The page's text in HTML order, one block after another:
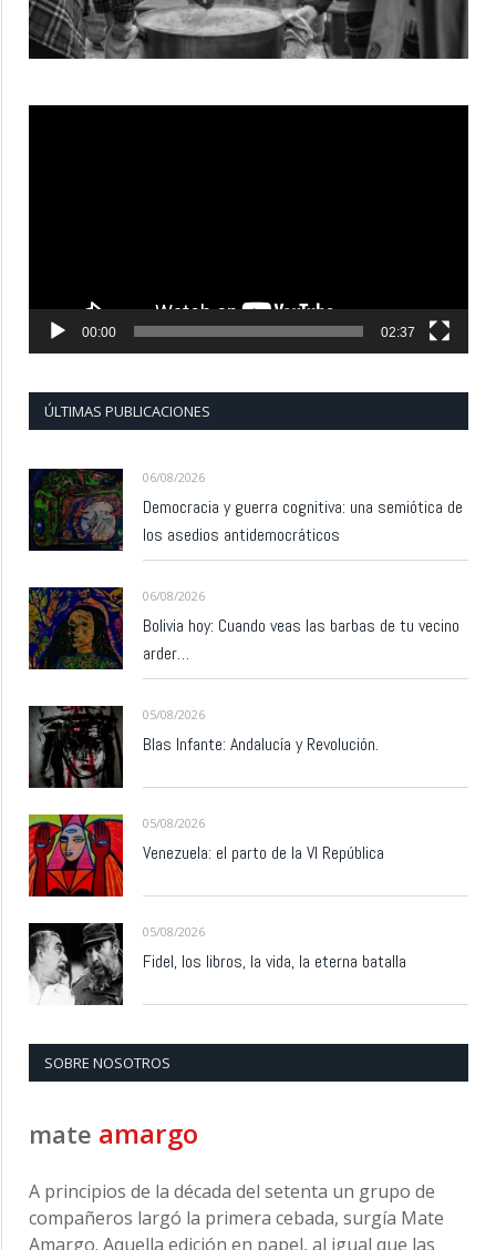
00:00 02:37
ÚLTIMAS PUBLICACIONES
06/08/2026
Democracia y guerra cognitiva: una semiótica de
los asedios antidemocráticos
06/08/2026
Bolivia hoy: Cuando veas las barbas de tu vecino
arder…
05/08/2026
Blas Infante: Andalucía y Revolución.
05/08/2026
Venezuela: el parto de la VI República
05/08/2026
Fidel, los libros, la vida, la eterna batalla
SOBRE NOSOTROS
mate amargo
A principios de la década del setenta un grupo de
compañeros largó la primera cebada, surgía Mate
Amargo. Aquella edición en papel, al igual que las